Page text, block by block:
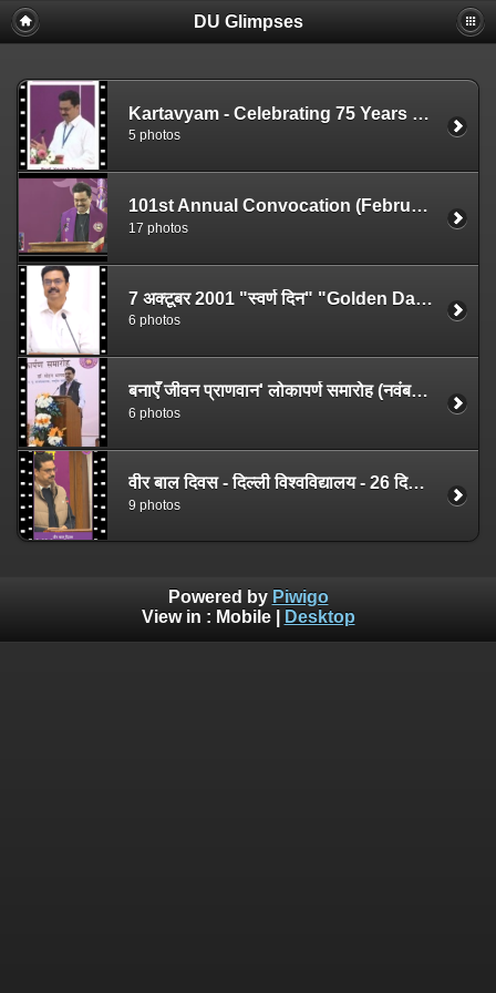
DU Glimpses
Kartavyam - Celebrating 75 Years of Indian Constitution (April 22, 2025)
5 photos
101st Annual Convocation (February 22, 2025)
17 photos
7 अक्टूबर 2001 "स्वर्ण दिन" "Golden Day" का विमोचन
6 photos
बनाएँ जीवन प्राणवान' लोकापर्ण समारोह (नवंबर 26, 2024)
6 photos
वीर बाल दिवस - दिल्ली विश्वविद्यालय - 26 दिसम्बर 2024
9 photos
Powered by Piwigo
View in : Mobile| Desktop